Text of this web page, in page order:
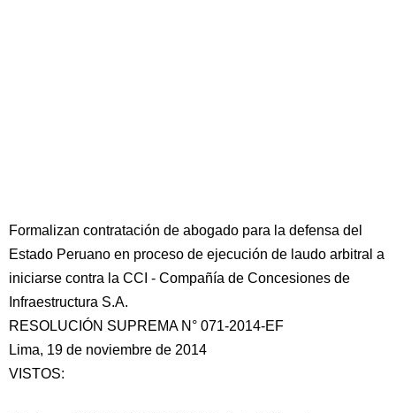
Formalizan contratación de abogado para la defensa del
Estado Peruano en proceso de ejecución de laudo arbitral a
iniciarse contra la CCI - Compañía de Concesiones de
Infraestructura S.A.
RESOLUCIÓN SUPREMA N° 071-2014-EF
Lima, 19 de noviembre de 2014
VISTOS: